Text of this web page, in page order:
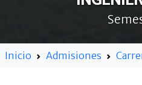
Inicio Admisiones